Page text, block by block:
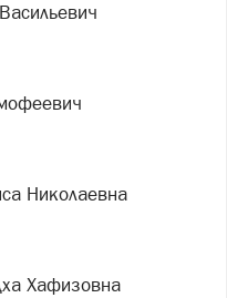
Николаевна
Хафизовна